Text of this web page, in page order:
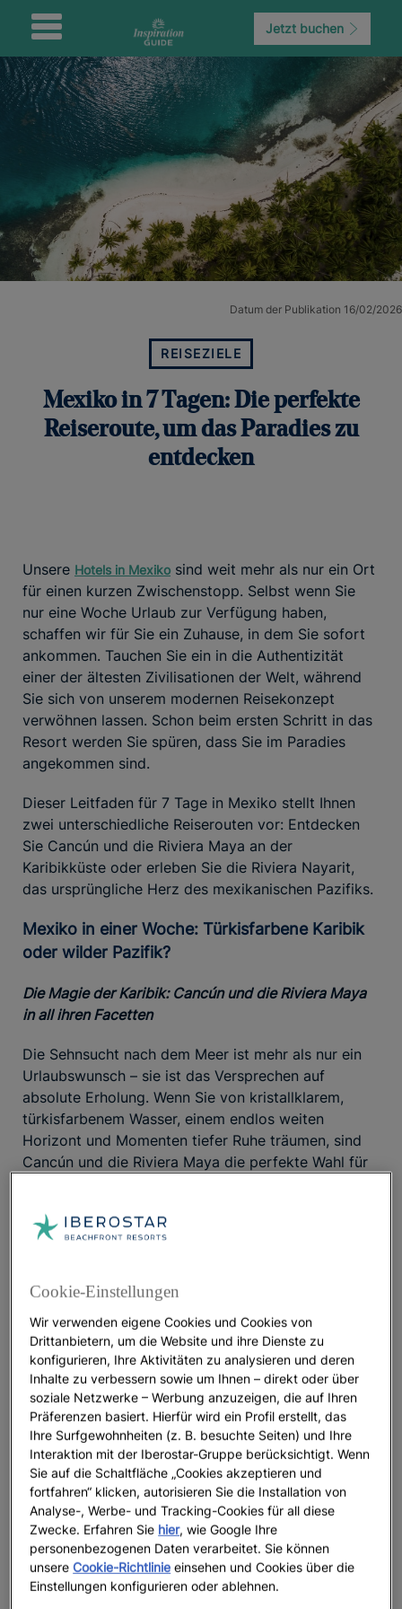
Jetzt buchen
Datum der Publikation 16/02/2026
REISEZIELE
Mexiko in 7 Tagen: Die perfekte
Reiseroute, um das Paradies zu
entdecken
Unsere Hotels in Mexiko sind weit mehr als nur ein Ort
für einen kurzen Zwischenstopp. Selbst wenn Sie
nur eine Woche Urlaub zur Verfügung haben,
schaffen wir für Sie ein Zuhause, in dem Sie sofort
ankommen. Tauchen Sie ein in die Authentizität
einer der ältesten Zivilisationen der Welt, während
Sie sich von unserem modernen Reisekonzept
verwöhnen lassen. Schon beim ersten Schritt in das
Resort werden Sie spüren, dass Sie im Paradies
angekommen sind.
Dieser Leitfaden für 7 Tage in Mexiko stellt Ihnen
zwei unterschiedliche Reiserouten vor: Entdecken
Sie Cancún und die Riviera Maya an der
Karibikküste oder erleben Sie die Riviera Nayarit,
das ursprüngliche Herz des mexikanischen Pazifiks.
Mexiko in einer Woche: Türkisfarbene Karibik
oder wilder Pazifik?
Die Magie der Karibik: Cancún und die Riviera Maya
in all ihren Facetten
Die Sehnsucht nach dem Meer ist mehr als nur ein
Urlaubswunsch – sie ist das Versprechen auf
absolute Erholung. Wenn Sie von kristallklarem,
türkisfarbenem Wasser, einem endlos weiten
Horizont und Momenten tiefer Ruhe träumen, sind
Cancún und die Riviera Maya die perfekte Wahl für
DasIberostar Selection Coral Cancún
besten All-Inclusive-Hotels in Mexiko
persönlichen Service mit lokal inspiriertem Design.
einen exklusiven Poolbereich nur für Erwachsene.
Spätestens wenn Sie eines der Beauty- und
Entspannungsrituale in den Sky Palapas genießen –
begleitet vom sanften Rauschen der Wellen –,
werden Sie verstehen, was den Unterschied
ausmacht. Mit den passendenTipps für Ihre Reise an
die Riviera Mayagelingt Ihr Aufenthalt von Anfang an
entspannt und gut geplant.
Der Zauber der Riviera Nayarit: Natur, Luxus und
einzigartige Sonnenuntergänge
Cookie-Einstellungen
Wir verwenden eigene Cookies und Cookies von
Drittanbietern, um die Website und ihre Dienste zu
konfigurieren, Ihre Aktivitäten zu analysieren und deren
Inhalte zu verbessern sowie um Ihnen – direkt oder über
soziale Netzwerke – Werbung anzuzeigen, die auf Ihren
Präferenzen basiert. Hierfür wird ein Profil erstellt, das
Ihre Surfgewohnheiten (z. B. besuchte Seiten) und Ihre
Interaktion mit der Iberostar-Gruppe berücksichtigt. Wenn
Sie auf die Schaltfläche „Cookies akzeptieren und
fortfahren“ klicken, autorisieren Sie die Installation von
Analyse-, Werbe- und Tracking-Cookies für all diese
Zwecke. Erfahren Sie hier, wie Google Ihre
personenbezogenen Daten verarbeitet. Sie können
unsereCookie-Richtlinie einsehen und Cookies über die
Einstellungen konfigurieren oder ablehnen.